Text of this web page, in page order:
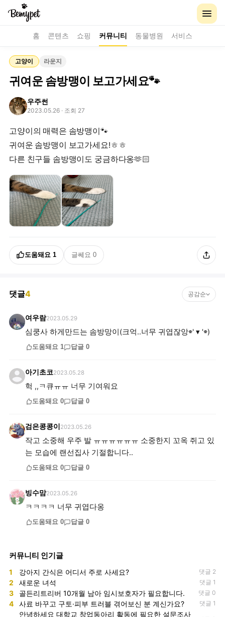
홈 콘텐츠 쇼핑 커뮤니티 동물병원 서비스
고양이 라운지
귀여운 솜방맹이 보고가세요🐾
우주썬
2023.05.26 · 조회 27
고양이의 매력은 솜방맹이🐾
귀여운 솜방맹이 보고가세요!ㅎㅎ
다른 친구들 솜방맹이도 궁금하다옹🫶🏻
도움돼요 1 글쎄요 0
댓글4 공감순
여우람2023.05.29
심쿵사 하게만드는 솜방망이(크억..너무 귀엽잖앙⌯' ▾ '⌯)
도움돼요 1 답글 0
아기초코2023.05.28
헉 ,,ㅋ큐ㅠㅠ 너무 기여워요
도움돼요 0 답글 0
검은콩콩이 2023.05.26
작고 소중해 우주 발 ㅠㅠㅠㅠㅠㅠ 소중한지 꼬옥 쥐고 있
는 모습에 랜선집사 기절합니다..
도움돼요 0 답글 0
빙수맘2023.05.26
ㅋㅋㅋㅋ 너무 귀엽다옹
도움돼요 0 답글 0
커뮤니티 인기글
1 강아지 간식은 어디서 주로 사세요? 댓글 2
2 새로운 녀석 댓글 1
3 골든리트리버 10개월 남아 임시보호자가 필요합니다. 댓글 0
4 사료 바꾸고 구토·피부 트러블 겪어보신 분 계신가요? 댓글 1
안녕하세요 대학교 창업동아리 활동에 필요한 설문조사